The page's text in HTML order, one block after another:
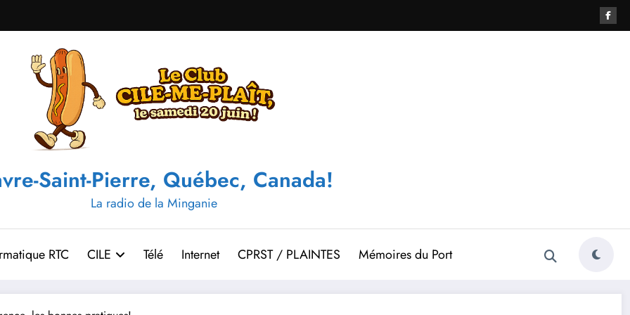
Saint-Pierre, Québec, Canada!
La radio de la Minganie
RTC CILE Télé Internet CPRST / PLAINTES Mémoires du Port